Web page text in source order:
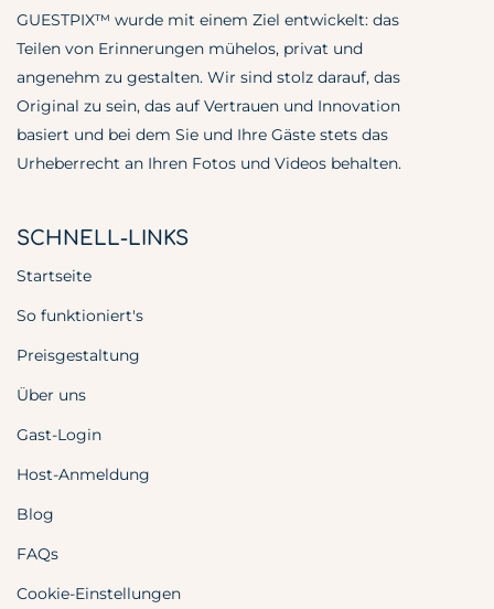
GUESTPIX™ wurde mit einem Ziel entwickelt: das
Teilen von Erinnerungen mühelos, privat und
angenehm zu gestalten. Wir sind stolz darauf, das
Original zu sein, das auf Vertrauen und Innovation
basiert und bei dem Sie und Ihre Gäste stets das
Urheberrecht an Ihren Fotos und Videos behalten.
SCHNELL-LINKS
Startseite
So funktioniert's
Preisgestaltung
Über uns
Gast-Login
Host-Anmeldung
Blog
FAQs
Cookie-Einstellungen